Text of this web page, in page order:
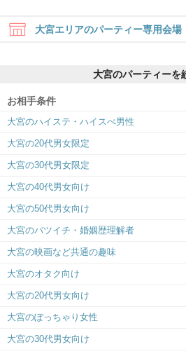
大宮エリアのパーティー専用会場
楽しい出会いも、真剣な出会いも、 大宮
ラウンジで叶えよう
大宮のパーティーを
お相手条件
大宮のハイステ・ハイスぺ男性
大宮の20代男女限定
大宮の30代男女限定
大宮の40代男女向け
大宮の50代男女向け
大宮のバツイチ・婚姻歴理解者
大宮の映画など共通の趣味
大宮のオタク向け
大宮の20代男女向け
大宮のぽっちゃり女性
大宮の30代男女向け